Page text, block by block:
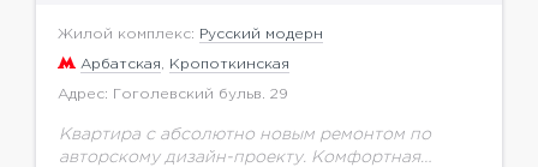
Жилой комплекс: Русский модерн
Арбатская, Кропоткинская
Адрес: Гоголевский бульв. 29
Квартира с абсолютно новым ремонтом по
авторскому дизайн-проекту. Комфортная